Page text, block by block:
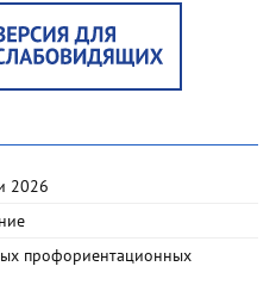
2026
профориентационных